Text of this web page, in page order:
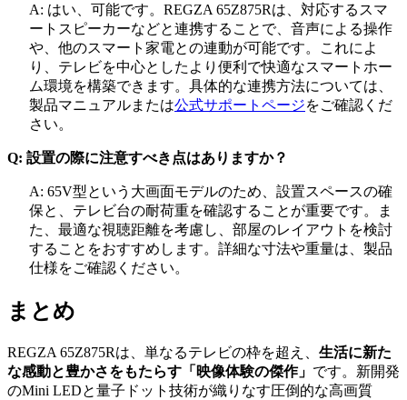
A: はい、可能です。REGZA 65Z875Rは、対応するスマ
ートスピーカーなどと連携することで、音声による操作
や、他のスマート家電との連動が可能です。これによ
り、テレビを中心としたより便利で快適なスマートホー
ム環境を構築できます。具体的な連携方法については、
製品マニュアルまたは公式サポートページをご確認くだ
さい。
Q: 設置の際に注意すべき点はありますか？
A: 65V型という大画面モデルのため、設置スペースの確
保と、テレビ台の耐荷重を確認することが重要です。ま
た、最適な視聴距離を考慮し、部屋のレイアウトを検討
することをおすすめします。詳細な寸法や重量は、製品
仕様をご確認ください。
まとめ
REGZA 65Z875Rは、単なるテレビの枠を超え、 生活に新た
な感動と豊かさをもたらす「映像体験の傑作」 です。新開発
のMini LEDと量子ドット技術が織りなす圧倒的な高画質